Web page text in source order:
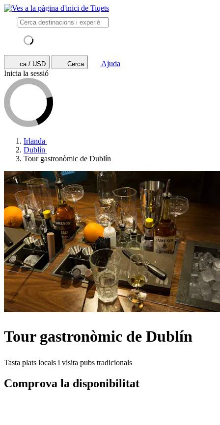
ca / USD Cerca
Ajuda
Inicia la sessió
Irlanda
Dublín
Tour gastronòmic de Dublín
Tour gastronòmic de Dublín
Tasta plats locals i visita pubs tradicionals
Comprova la disponibilitat